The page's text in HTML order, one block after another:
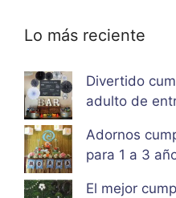
Lo más reciente
Divertido
adulto de
Adornos
para 1 a 3
El mejor